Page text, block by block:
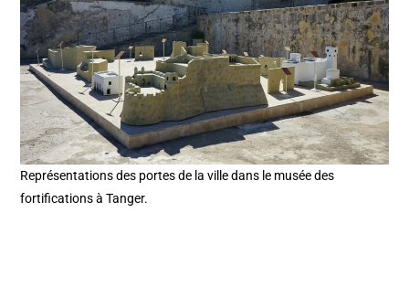
Représentations des portes de la ville dans le musée des
fortifications à Tanger.